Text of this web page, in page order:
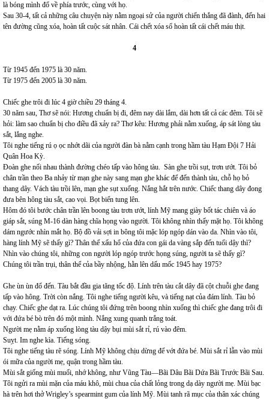
là bóng mình đổ về phía trước, cùng với họ.
Sau 30-4, tất cả những câu chuyện này nằm ngoại sử của người chiến thắng đã đành, đến hai
tên đường cũng xóa, hoàn tất cuộc sát nhân. Cái chết xóa sổ hoàn tất cái chết máu thịt.
4
Từ 1945 đến 1975 là 30 năm.
Từ 1975 đến 2005 là 30 năm.
Chiếc ghe trôi đi lúc 4 giờ chiều 29 tháng 4.
30 năm sau, Thơ sẽ nói: Hương chuẩn bị đi, đêm nay dài lắm, dài hơn tất cả các đêm. Tôi sẽ
hỏi: làm sao chuẩn bị cho điều đã xảy ra? Thơ kêu: Hương phải nằm xuống, áp sát lòng tàu
sắt, lắng nghe.
Tôi nghe tiếng rú ọ ọc nhớt dãi của người đàn bà nằm cạnh trong hầm tàu Hạm Đội 7 Hải
Quân Hoa Kỳ.
Đoàn ghe nối nhau thành đường chéo tấp vào hông tàu. Sàn ghe trồi sụt, trơn ướt. Tôi bỏ
chân trần theo Ba nhảy từ mạn ghe này sang mạn ghe khác để đến thành tàu, chỗ họ bỏ
thang dây. Vách tàu trồi lên, mạn ghe sụt xuống. Nắng hắt trên nước. Chiếc thang dây đong
đưa bên hông tàu sắt, cao vọi. Bọt biển tung lên.
Hôm đó tôi bước chân trần lên boong tàu trơn ướt, lính Mỹ mang giày bốt tác chiên và áo
giáp sắt, súng M-16 dàn hàng chĩa họng vào người. Tôi không nhìn thấy mặt họ. Tôi không
dám ngước nhìn mắt họ. Bộ đồ vải sợi in bông tôi mặc lóp ngóp dán vào da. Nhìn vào tôi,
hàng lính Mỹ sẽ thấy gì? Thân thể xấu hổ của đứa con gái da vàng sắp đến tuổi dậy thì?
Nhìn vào chúng tôi, những con người lóp ngóp trước họng súng, người ta sẽ thấy gì?
Chúng tôi trần trụi, thân thể của bầy nhộng, hằn lên dấu mốc 1945 hay 1975?
Ghe ùn ùn đổ đến. Tàu bắt đầu gia tăng tốc độ. Lính trên tàu cắt dây đã cột chuỗi ghe đang
tấp vào hông. Trời còn nắng. Tôi nghe tiếng người kêu, và tiếng nạt của đám lính. Tàu bỏ
chạy. Chiếc ghe dạt ra. Lúc chúng tôi đứng trên boong nhìn xuống thì chiếc ghe đang trôi đi
với đứa bé bò trên đó một mình. Nắng xung quanh trắng toát.
Người mẹ nằm áp xuống lòng tàu dậy bụi mùi sắt rỉ, rú vào đêm.
Suỵt. Im nghe kìa. Tiếng sóng.
Tôi nghe tiếng tàu rẽ sóng. Lính Mỹ không chịu dừng để vớt đứa bé. Mùi sắt rỉ lẫn vào mùi
ói mữa của người mẹ, quận trong hầm tàu.
Mùi sắt giống mùi muối, nhớ không, như Vũng Tàu—Bãi Dâu Bãi Dứa Bãi Trước Bãi Sau.
Tôi ngửi ra mùi mặn của máu khô, mùi chua của chất lỏng trong dạ dày người mẹ. Mùi bạc
hà trên hơi thở Wrigley’s spearmint gum của lính Mỹ. Mùi tanh rã mục của thân xác chúng